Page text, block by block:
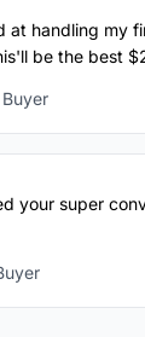
at handling my
be the best
your super